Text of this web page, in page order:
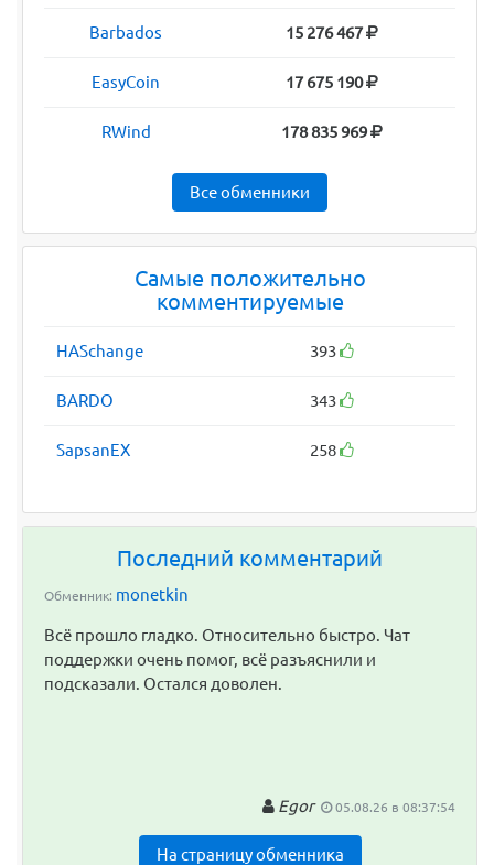
Barbados 15 276 467
EasyCoin 17 675 190
RWind 178 835 969
Все обменники
Самые положительно
комментируемые
HASchange 393
BARDO 343
SapsanEX 258
Последний комментарий
Обменник: monetkin
Всё прошло гладко. Относительно быстро. Чат
поддержки очень помог, всё разъяснили и
подсказали. Остался доволен.
Egor 05.08.26 в 08:37:54
На страницу обменника